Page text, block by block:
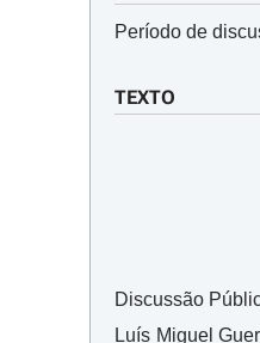
Período de
TEXTO
Discussão
Luís Miguel